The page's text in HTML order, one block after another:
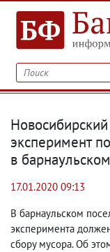
эксперимент
в
17.01.2020 09:13
В барнаульском
эксперимента
сбору мусора. Об